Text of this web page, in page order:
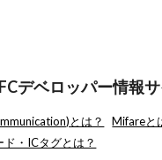
デベロッパー情報
とは？ Mifareと
・ICタグとは？